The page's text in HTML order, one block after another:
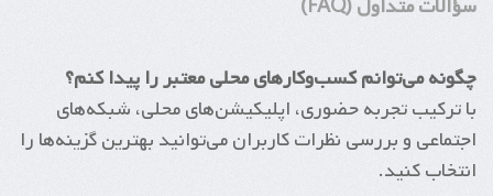
سؤالات متداول (FAQ)
چگونه می‌توانم کسب‌وکارهای محلی معتبر را پیدا کنم؟
با ترکیب تجربه حضوری، اپلیکیشن‌های محلی، شبکه‌های
اجتماعی و بررسی نظرات کاربران می‌توانید بهترین گزینه‌ها را
انتخاب کنید.